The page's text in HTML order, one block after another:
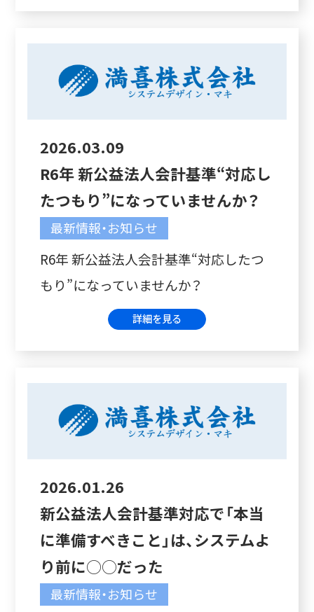
2026.03.09
R6年 新公益法人会計基準“対応し
たつもり”になっていませんか？
最新情報・お知らせ
R6年 新公益法人会計基準“対応したつ
もり”になっていませんか？
詳細を見る
2026.01.26
新公益法人会計基準対応で「本当
に準備すべきこと」は、システムよ
り前に◯◯だった
最新情報・お知らせ